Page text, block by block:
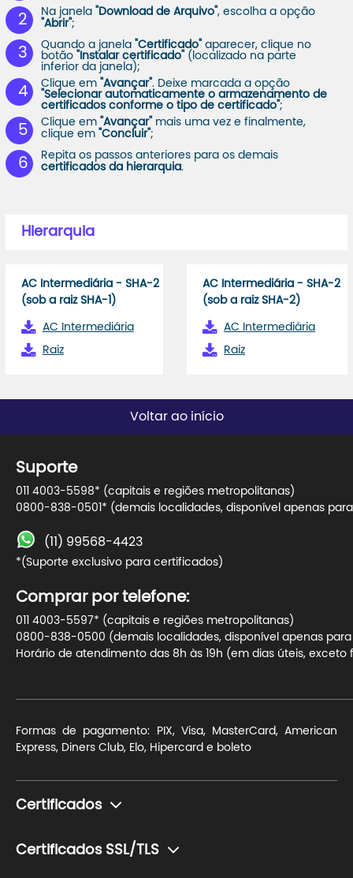
2 Na janela"Download de Arquivo" , escolha a opção
"Abrir" ;
3 Quando a janela"Certificado" aparecer, clique no
botão"Instalar certificado" (localizado na parte
inferior da janela);
4 Clique em "Avançar" . Deixe marcada a opção
"Selecionar automaticamente o armazenamento de
certificados conforme o tipo de certificado" ;
5 Clique em"Avançar" mais uma vez e finalmente,
clique em "Concluir" ;
6
Repita os passos anteriores para os demais
certificados da hierarquia.
Hierarquia
AC Intermediária - SHA-2
(sob a raiz SHA-1)
AC Intermediária
Raiz
AC Intermediária - SHA-2
(sob a raiz SHA-2)
AC Intermediária
Raiz
Voltar ao início
Suporte
011 4003-5598* (capitais e regiões metropolitanas)
0800-838-0501* (demais localidades, disponível apenas
(11) 99568-4423
*(Suporte exclusivo para certificados)
Comprar por telefone:
011 4003-5597* (capitais e regiões metropolitanas)
0800-838-0500 (demais localidades, disponível apenas
Horário de atendimento das 8h às 19h (em dias úteis, exceto
Formas de pagamento: PIX, Visa, MasterCard, American
Express, Diners Club, Elo, Hipercard e boleto
Certificados
Certificados SSL/TLS